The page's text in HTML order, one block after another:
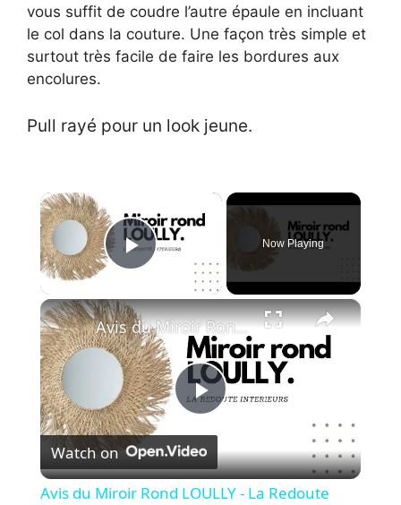
vous suffit de coudre l’autre épaule en incluant
le col dans la couture. Une façon très simple et
surtout très facile de faire les bordures aux
encolures.
Pull rayé pour un look jeune.
×
Play Video
Now Playing
×
P
l
Avis du Miroir Rond LOULLY - La Redoute Intérieurs
Watch on
Avis du Miroir Rond LOULLY - La Redoute